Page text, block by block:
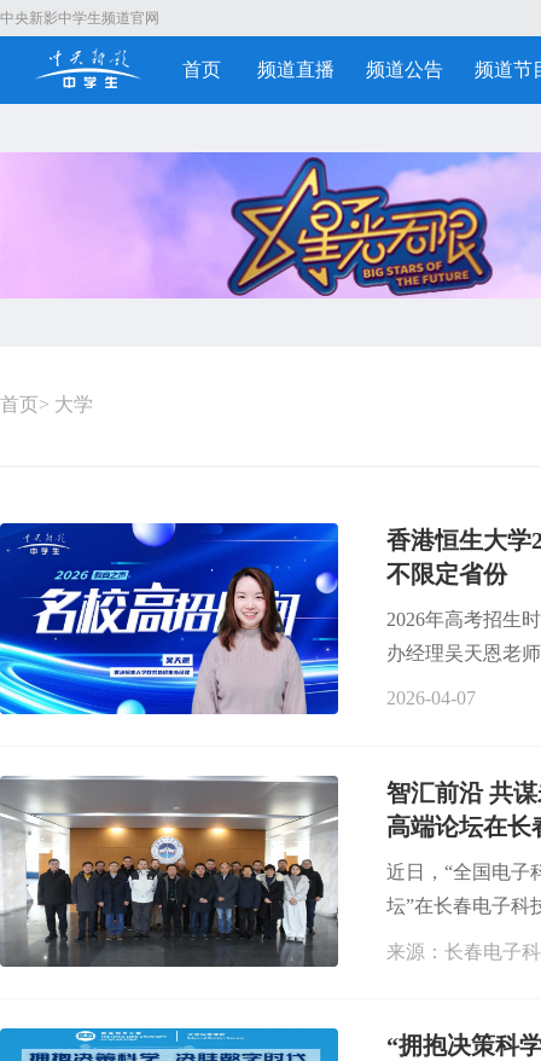
中央新影中学生频道官网
首页 频道直播 频道公告 频道节
首页> 大学
香港恒生大学
不限定省份
2026年高考招生
办经理吴天恩老
2026-04-07
智汇前沿 共
高端论坛在长
近日，“全国电子
坛”在长春电子科
来源：长春电子
“拥抱决策科